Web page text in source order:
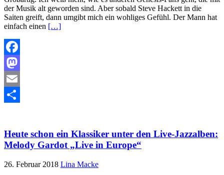
der Musik alt geworden sind. Aber sobald Steve Hackett in die
Saiten greift, dann umgibt mich ein wohliges Gefühl. Der Mann hat
einfach einen […]
Facebook
Mastodon
Email
Heute schon ein Klassiker unter den Live-Jazzalben:
Melody Gardot „Live in Europe“
26. Februar 2018 Lina Macke